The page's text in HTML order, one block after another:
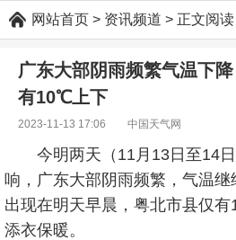
网站首页 > 资讯频道 > 正文阅读
广东大部阴雨频繁气温下
有10℃上下
2023-11-13 17:06 中国天气网
今明两天（11月13日至14
响，广东大部阴雨频繁，气温
出现在明天早晨，粤北市县仅
添衣保暖。